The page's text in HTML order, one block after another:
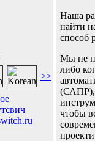
>>
Наша
найти
способ
Мы не
либо
(САПР),
чтобы